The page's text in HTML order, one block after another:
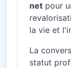
net pour
la vie et
La
statut